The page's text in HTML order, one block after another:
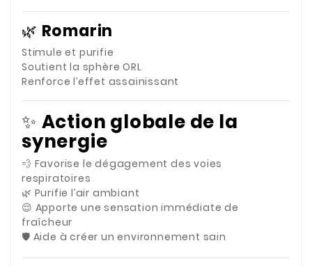
🌿 Romarin
Stimule et purifie
Soutient la sphère ORL
Renforce l’effet assainissant
✨ Action globale de la
synergie
💨 Favorise le dégagement des voies
respiratoires
🌿 Purifie l’air ambiant
😌 Apporte une sensation immédiate de
fraîcheur
🛡️ Aide à créer un environnement sain